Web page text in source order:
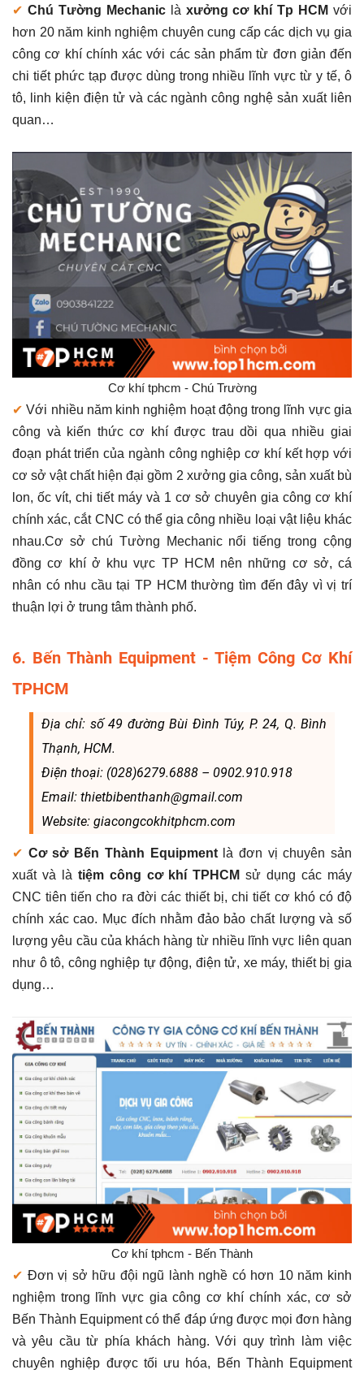
✔ Chú Tường Mechaniclà xưởng cơ khí Tp HCMvới
hơn 20 năm kinh nghiệm chuyên cung cấp các dịch vụ gia
công cơ khí chính xác với các sản phẩm từ đơn giản đến
chi tiết phức tạp được dùng trong nhiều lĩnh vực từ y tế, ô
tô, linh kiện điện tử và các ngành công nghệ sản xuất liên
quan…
Cơ khí tphcm - Chú Trường
✔Với nhiều năm kinh nghiệm hoạt động trong lĩnh vực gia
công và kiến thức cơ khí được trau dồi qua nhiều giai
đoạn phát triển của ngành công nghiệp cơ khí kết hợp với
cơ sở vật chất hiện đại gồm 2 xưởng gia công, sản xuất bù
lon, ốc vít, chi tiết máy và 1 cơ sở chuyên gia công cơ khí
chính xác, cắt CNC có thể gia công nhiều loại vật liệu khác
nhau.Cơ sở chú Tường Mechanic nổi tiếng trong cộng
đồng cơ khí ở khu vực TP HCM nên những cơ sở, cá
nhân có nhu cầu tại TP HCM thường tìm đến đây vì vị trí
thuận lợi ở trung tâm thành phố.
6. Bến Thành Equipment - Tiệm Công Cơ Khí
TPHCM
Địa chỉ: số 49 đường Bùi Đình Túy, P. 24, Q. Bình
Thạnh, HCM.
Điện thoại: (028)6279.6888 – 0902.910.918
Email: thietbibenthanh@gmail.com
Website: giacongcokhitphcm.com
✔ Cơ sở Bến Thành Equipment là đơn vị chuyên sản
xuất và là tiệm công cơ khí TPHCM sử dụng các máy
CNC tiên tiến cho ra đời các thiết bị, chi tiết cơ khó có độ
chính xác cao. Mục đích nhằm đảo bảo chất lượng và số
lượng yêu cầu của khách hàng từ nhiều lĩnh vực liên quan
như ô tô, công nghiệp tự động, điện tử, xe máy, thiết bị gia
dụng…
Cơ khí tphcm - Bến Thành
✔ Đơn vị sở hữu đội ngũ lành nghề có hơn 10 năm kinh
nghiệm trong lĩnh vực gia công cơ khí chính xác, cơ sở
Bến Thành Equipment có thể đáp ứng được mọi đơn hàng
và yêu cầu từ phía khách hàng. Với quy trình làm việc
chuyên nghiệp được tối ưu hóa, Bến Thành Equipment